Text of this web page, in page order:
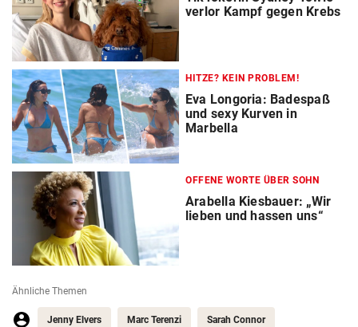
verlor Kampf gegen Krebs
HITZE? KEIN PROBLEM!
Eva Longoria: Badespaß
und sexy Kurven in
Marbella
OFFENE WORTE ÜBER SOHN
Arabella Kiesbauer: „Wir
lieben und hassen uns“
Ähnliche Themen
Jenny Elvers Marc Terenzi Sarah Connor